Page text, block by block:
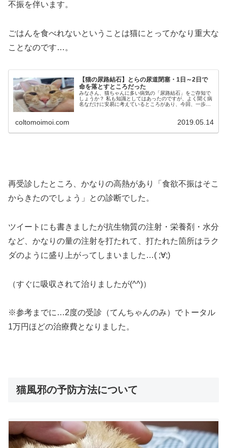
不振を伴います。
ごはんを食べれないということは猫にとってかなり重大な
ことなのです…。
【猫の尿路結石】とらの尿道閉塞・1日～2日で
命を落とすところだった
みなさん、猫ちゃんに多い病気の「尿路結石」をご存知で
しょうか？ 私も知識としてはあったのですが、よく聞く病
名なだけに安易に考えているところがあり、今回、一歩間
coltomoimoi.com 2019.05.14
再受診したところ、かなりの高熱があり「食欲不振はそこ
からきたのでしょう」との診断でした。
ツイートにも書きましたが抗生物質の注射・栄養剤・水分
など、かなりの量の注射を打たれて、打たれた箇所はラク
ダのように盛り上がってしまいました…( ;∀;)
（すぐに吸収されて治りましたが(^^)）
※参考までに…2度の受診（てんちゃんのみ）でトータル
1万円ほどの治療費となりました。
猫風邪の予防方法について